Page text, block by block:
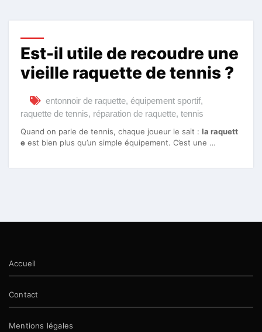
Est-il utile de recoudre une
vieille raquette de tennis ?
entonnoir de raquette, équipement sportif,
raquette de tennis, réparation de raquette, tennis
Quand on parle de tennis, chaque joueur le sait : la raquett
e est bien plus qu’un simple équipement. C’est une …
Accueil
Contact
Mentions légales